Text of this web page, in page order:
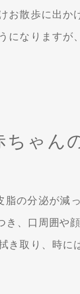
お散歩に出か
になりますが
ゃん
脂の分泌が減
、口周囲や
き取り、時